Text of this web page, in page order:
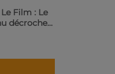
Film : Le
décroche